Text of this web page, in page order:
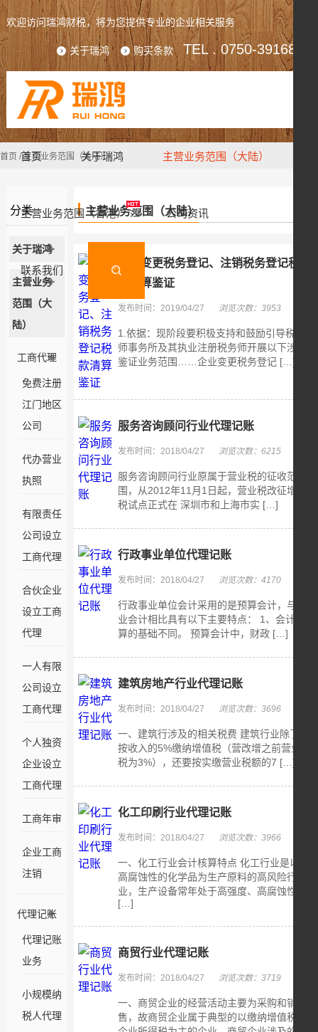
欢迎访问瑞鸿财税，将为您提供专业的企业相关服务
关于瑞鸿 购买条款 TEL . 0750-3916809
首页 关于瑞鸿 主营业务范围（大陆）
主营业务范围（香港） 公司资讯
联系我们
首页 /主营业务范围（大陆）
分类
关于瑞鸿
主营业务
范围（大
陆）
工商代理
免费注册
江门地区
公司
代办营业
执照
有限责任
公司设立
工商代理
合伙企业
设立工商
代理
一人有限
公司设立
工商代理
个人独资
企业设立
工商代理
工商年审
企业工商
注销
代理记账
代理记账
业务
小规模纳
税人代理
主营业务范围（大陆）
企业变更税务登记、注销税务登记税
款清算鉴证
发布时间：2019/04/27 浏览次数：3953
1.依据：现阶段要积极支持和鼓励引导税务
师事务所及其执业注册税务师开展以下涉税
鉴证业务范围……企业变更税务登记 […]
服务咨询顾问行业代理记账
发布时间：2018/04/27 浏览次数：6215
服务咨询顾问行业原属于营业税的征收范
围，从2012年11月1日起，营业税改征增值
税试点正式在 深圳市和上海市实 […]
行政事业单位代理记账
发布时间：2018/04/27 浏览次数：4170
行政事业单位会计采用的是预算会计，与企
业会计相比具有以下主要特点： 1、会计核
算的基础不同。 预算会计中，财政 […]
建筑房地产行业代理记账
发布时间：2018/04/27 浏览次数：3696
一、建筑行涉及的相关税费 建筑行业除了
按收入的5%缴纳增值税（营改增之前营业
税为3%），还要按实缴营业税额的7 […]
化工印刷行业代理记账
发布时间：2018/04/27 浏览次数：3966
一、化工行业会计核算特点 化工行业是以
高腐蚀性的化学品为生产原料的高风险行
业，生产设备常年处于高强度、高腐蚀性
[…]
商贸行业代理记账
发布时间：2018/04/27 浏览次数：3719
一、商贸企业的经营活动主要为采购和销
售，故商贸企业属于典型的以缴纳增值税、